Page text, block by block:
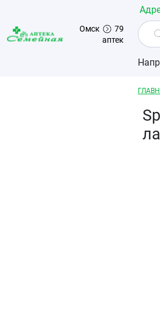
Перейти к основному содержанию
Омск
79
аптек